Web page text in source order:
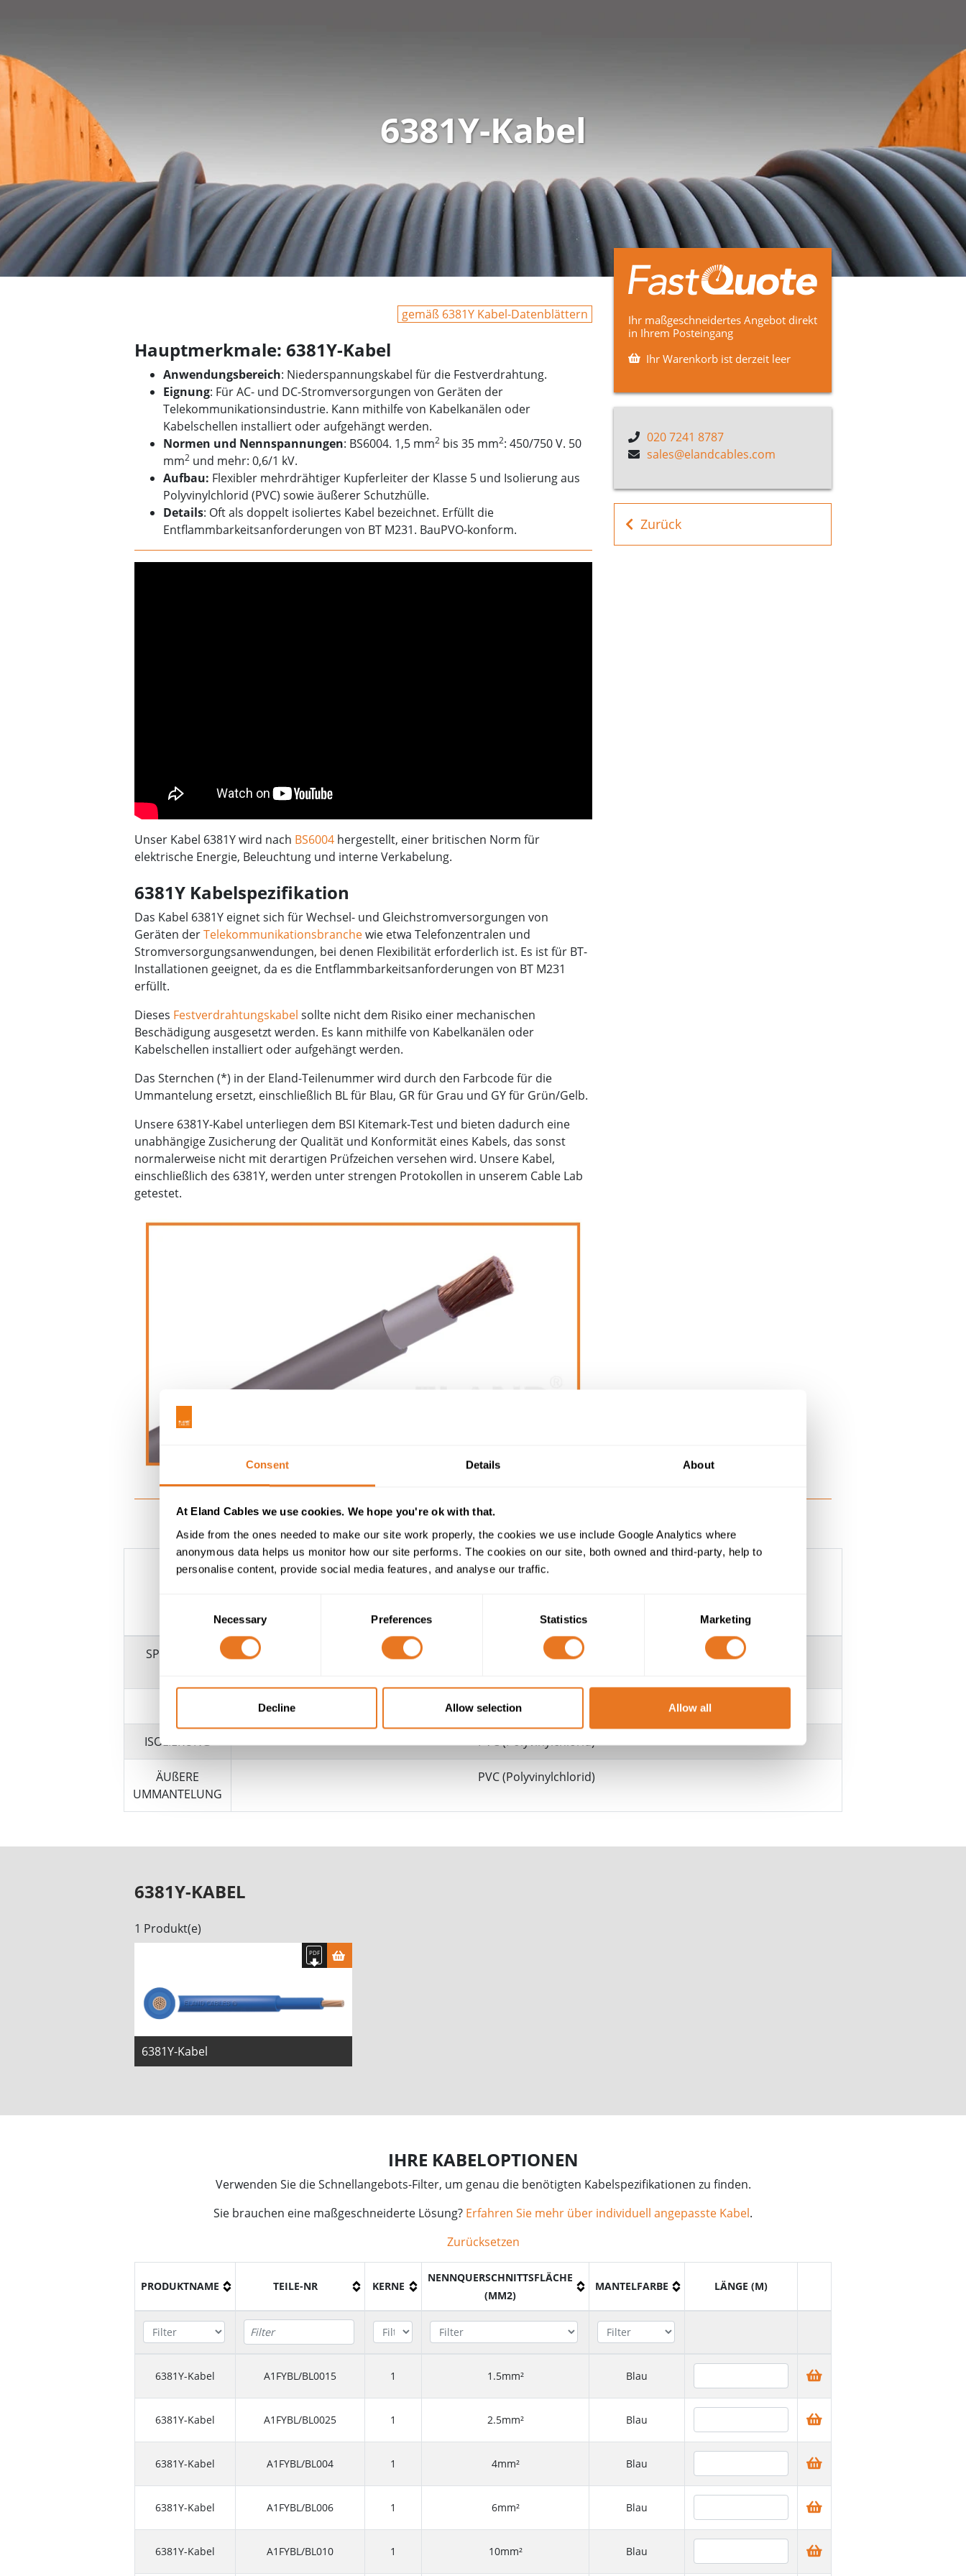
Consent Details About
At Eland Cables we use cookies. We hope you're ok with that.
Aside from the ones needed to make our site work properly, the cookies we use include Google Analytics where
anonymous data helps us monitor how our site performs. The cookies on our site, both owned and third-party, help to
personalise content, provide social media features, and analyse our traffic.
Necessary Preferences Statistics Marketing
Decline Allow selection Allow all
6381Y-Kabel
gemäß 6381Y Kabel-Datenblättern
Hauptmerkmale: 6381Y-Kabel
Anwendungsbereich: Niederspannungskabel für die Festverdrahtung.
Eignung: Für AC- und DC-Stromversorgungen von Geräten der
Telekommunikationsindustrie. Kann mithilfe von Kabelkanälen oder
Kabelschellen installiert oder aufgehängt werden.
Normen und Nennspannungen: BS6004. 1,5 mm2 bis 35 mm2: 450/750 V. 50
mm2 und mehr: 0,6/1 kV.
Aufbau: Flexibler mehrdrähtiger Kupferleiter der Klasse 5 und Isolierung aus
Polyvinylchlorid (PVC) sowie äußerer Schutzhülle.
Details: Oft als doppelt isoliertes Kabel bezeichnet. Erfüllt die
Entflammbarkeitsanforderungen von BT M231. BauPVO-konform.
Unser Kabel 6381Y wird nach BS6004 hergestellt, einer britischen Norm für
elektrische Energie, Beleuchtung und interne Verkabelung.
6381Y Kabelspezifikation
Das Kabel 6381Y eignet sich für Wechsel- und Gleichstromversorgungen von
Geräten derTelekommunikationsbranchewie etwa Telefonzentralen und
Stromversorgungsanwendungen, bei denen Flexibilität erforderlich ist. Es ist für BT-
Installationen geeignet, da es die Entflammbarkeitsanforderungen von BT M231
erfüllt.
Dieses Festverdrahtungskabel sollte nicht dem Risiko einer mechanischen
Beschädigung ausgesetzt werden. Es kann mithilfe von Kabelkanälen oder
Kabelschellen installiert oder aufgehängt werden.
Das Sternchen (*) in der Eland-Teilenummer wird durch den Farbcode für die
Ummantelung ersetzt, einschließlich BL für Blau, GR für Grau und GY für Grün/Gelb.
Unsere 6381Y-Kabel unterliegen dem BSI Kitemark-Test und bieten dadurch eine
unabhängige Zusicherung der Qualität und Konformität eines Kabels, das sonst
normalerweise nicht mit derartigen Prüfzeichen versehen wird. Unsere Kabel,
einschließlich des 6381Y, werden unter strengen Protokollen in unserem Cable Lab
getestet.
Ihr maßgeschneidertes Angebot direkt
in Ihrem Posteingang
Ihr Warenkorb ist derzeit leer
020 7241 8787
sales@elandcables.com
Zurück
Konstruktionstabelle
6381Y-KABEL
SPANNUNG to 35mm
: 450/750V
Klasse 5 Flexibles mehrdrahtiges Kupfer
ISOLIERUNG PVC (Polyvinylchlorid)
ÄUßERE
UMMANTELUNG
PVC (Polyvinylchlorid)
6381Y-KABEL
1 Produkt(e)
6381Y-Kabel
IHRE KABELOPTIONEN
Verwenden Sie die Schnellangebots-Filter, um genau die benötigten Kabelspezifikationen zu finden.
Sie brauchen eine maßgeschneiderte Lösung? Erfahren Sie mehr über individuell angepasste Kabel.
Zurücksetzen
PRODUKTNAME TEILE-NR KERNE
NENNQUERSCHNITTSFLÄCHE
(MM2)
MANTELFARBE LÄNGE (M)
6381Y-Kabel A1FYBL/BL0015 1 1.5mm² Blau
6381Y-Kabel A1FYBL/BL0025 1 2.5mm² Blau
6381Y-Kabel A1FYBL/BL004 1 4mm² Blau
6381Y-Kabel A1FYBL/BL006 1 6mm² Blau
6381Y-Kabel A1FYBL/BL010 1 10mm² Blau